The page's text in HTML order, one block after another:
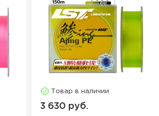
Товар в наличии
3 630 руб.